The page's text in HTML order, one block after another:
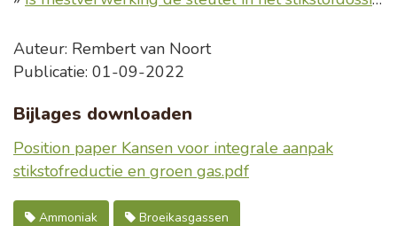
Auteur: Rembert van Noort
Publicatie: 01-09-2022
Bijlages downloaden
Position paper Kansen voor integrale aanpak
stikstofreductie en groen gas.pdf
Ammoniak Broeikasgassen